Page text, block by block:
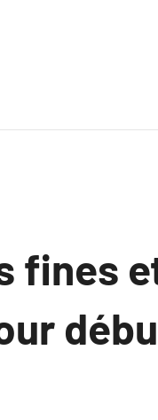
fines